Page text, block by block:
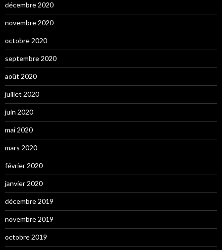
décembre 2020
novembre 2020
octobre 2020
septembre 2020
août 2020
juillet 2020
juin 2020
mai 2020
mars 2020
février 2020
janvier 2020
décembre 2019
novembre 2019
octobre 2019